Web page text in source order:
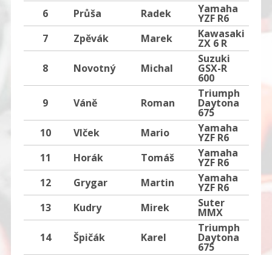
6 Průša Radek Yamaha
YZF R6
7
Zpěvák Marek Kawasaki
ZX 6 R
8
Novotný Michal
Suzuki
GSX-R
600
9 Váně Roman
Triumph
Daytona
675
10
Vlček Mario Yamaha
YZF R6
11
Horák Tomáš Yamaha
YZF R6
12
Grygar Martin Yamaha
YZF R6
8
13
Kudry Mirek Suter
MMX
14 Špičák Karel
Triumph
Daytona
675